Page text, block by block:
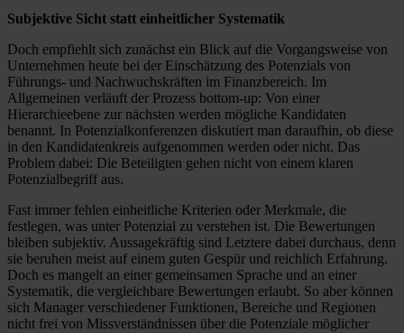
Subjektive Sicht statt einheitlicher Systematik
Doch empfiehlt sich zunächst ein Blick auf die Vorgangsweise von
Unternehmen heute bei der Einschätzung des Potenzials von
Führungs- und Nachwuchskräften im Finanzbereich. Im
Allgemeinen verläuft der Prozess bottom-up: Von einer
Hierarchieebene zur nächsten werden mögliche Kandidaten
benannt. In Potenzialkonferenzen diskutiert man daraufhin, ob diese
in den Kandidatenkreis aufgenommen werden oder nicht. Das
Problem dabei: Die Beteiligten gehen nicht von einem klaren
Potenzialbegriff aus.
Fast immer fehlen einheitliche Kriterien oder Merkmale, die
festlegen, was unter Potenzial zu verstehen ist. Die Bewertungen
bleiben subjektiv. Aussagekräftig sind Letztere dabei durchaus, denn
sie beruhen meist auf einem guten Gespür und reichlich Erfahrung.
Doch es mangelt an einer gemeinsamen Sprache und an einer
Systematik, die vergleichbare Bewertungen erlaubt. So aber können
sich Manager verschiedener Funktionen, Bereiche und Regionen
nicht frei von Missverständnissen über die Potenziale möglicher